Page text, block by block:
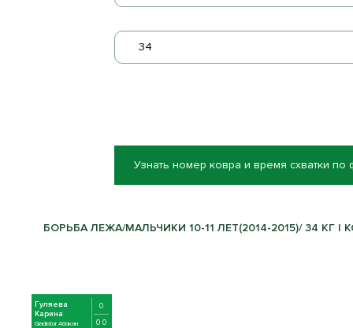
34
Узнать номер ковра и время схватки по
БОРЬБА ЛЕЖА/МАЛЬЧИКИ 10-11 ЛЕТ(2014-2015)/ 34 КГ |
Гуляева
Карина
Gladiator Абакан
0
0 0